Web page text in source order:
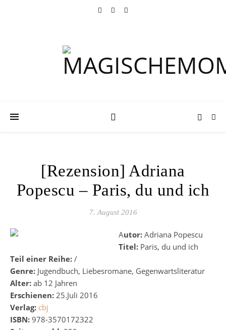
[Rezension] Adriana
Popescu – Paris, du und ich
7. August 2016
Autor: Adriana Popescu
Titel: Paris, du und ich
Teil einer Reihe: /
Genre: Jugendbuch, Liebesromane, Gegenwartsliteratur
Alter: ab 12 Jahren
Erschienen: 25.Juli 2016
Verlag: cbj
ISBN: 978-3570172322